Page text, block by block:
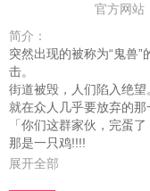
官方网站
简介：
突然出现的被称为“鬼兽
击。
街道被毁，人们陷入绝望
就在众人几乎要放弃的那
「你们这群家伙，完蛋
那是一只鸡!!!!
展开全部